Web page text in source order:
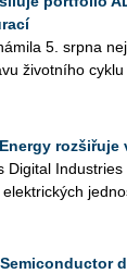
5. srpna
ži­vot­ní­ho cyklu
rozšiřuje
Di­gi­tal